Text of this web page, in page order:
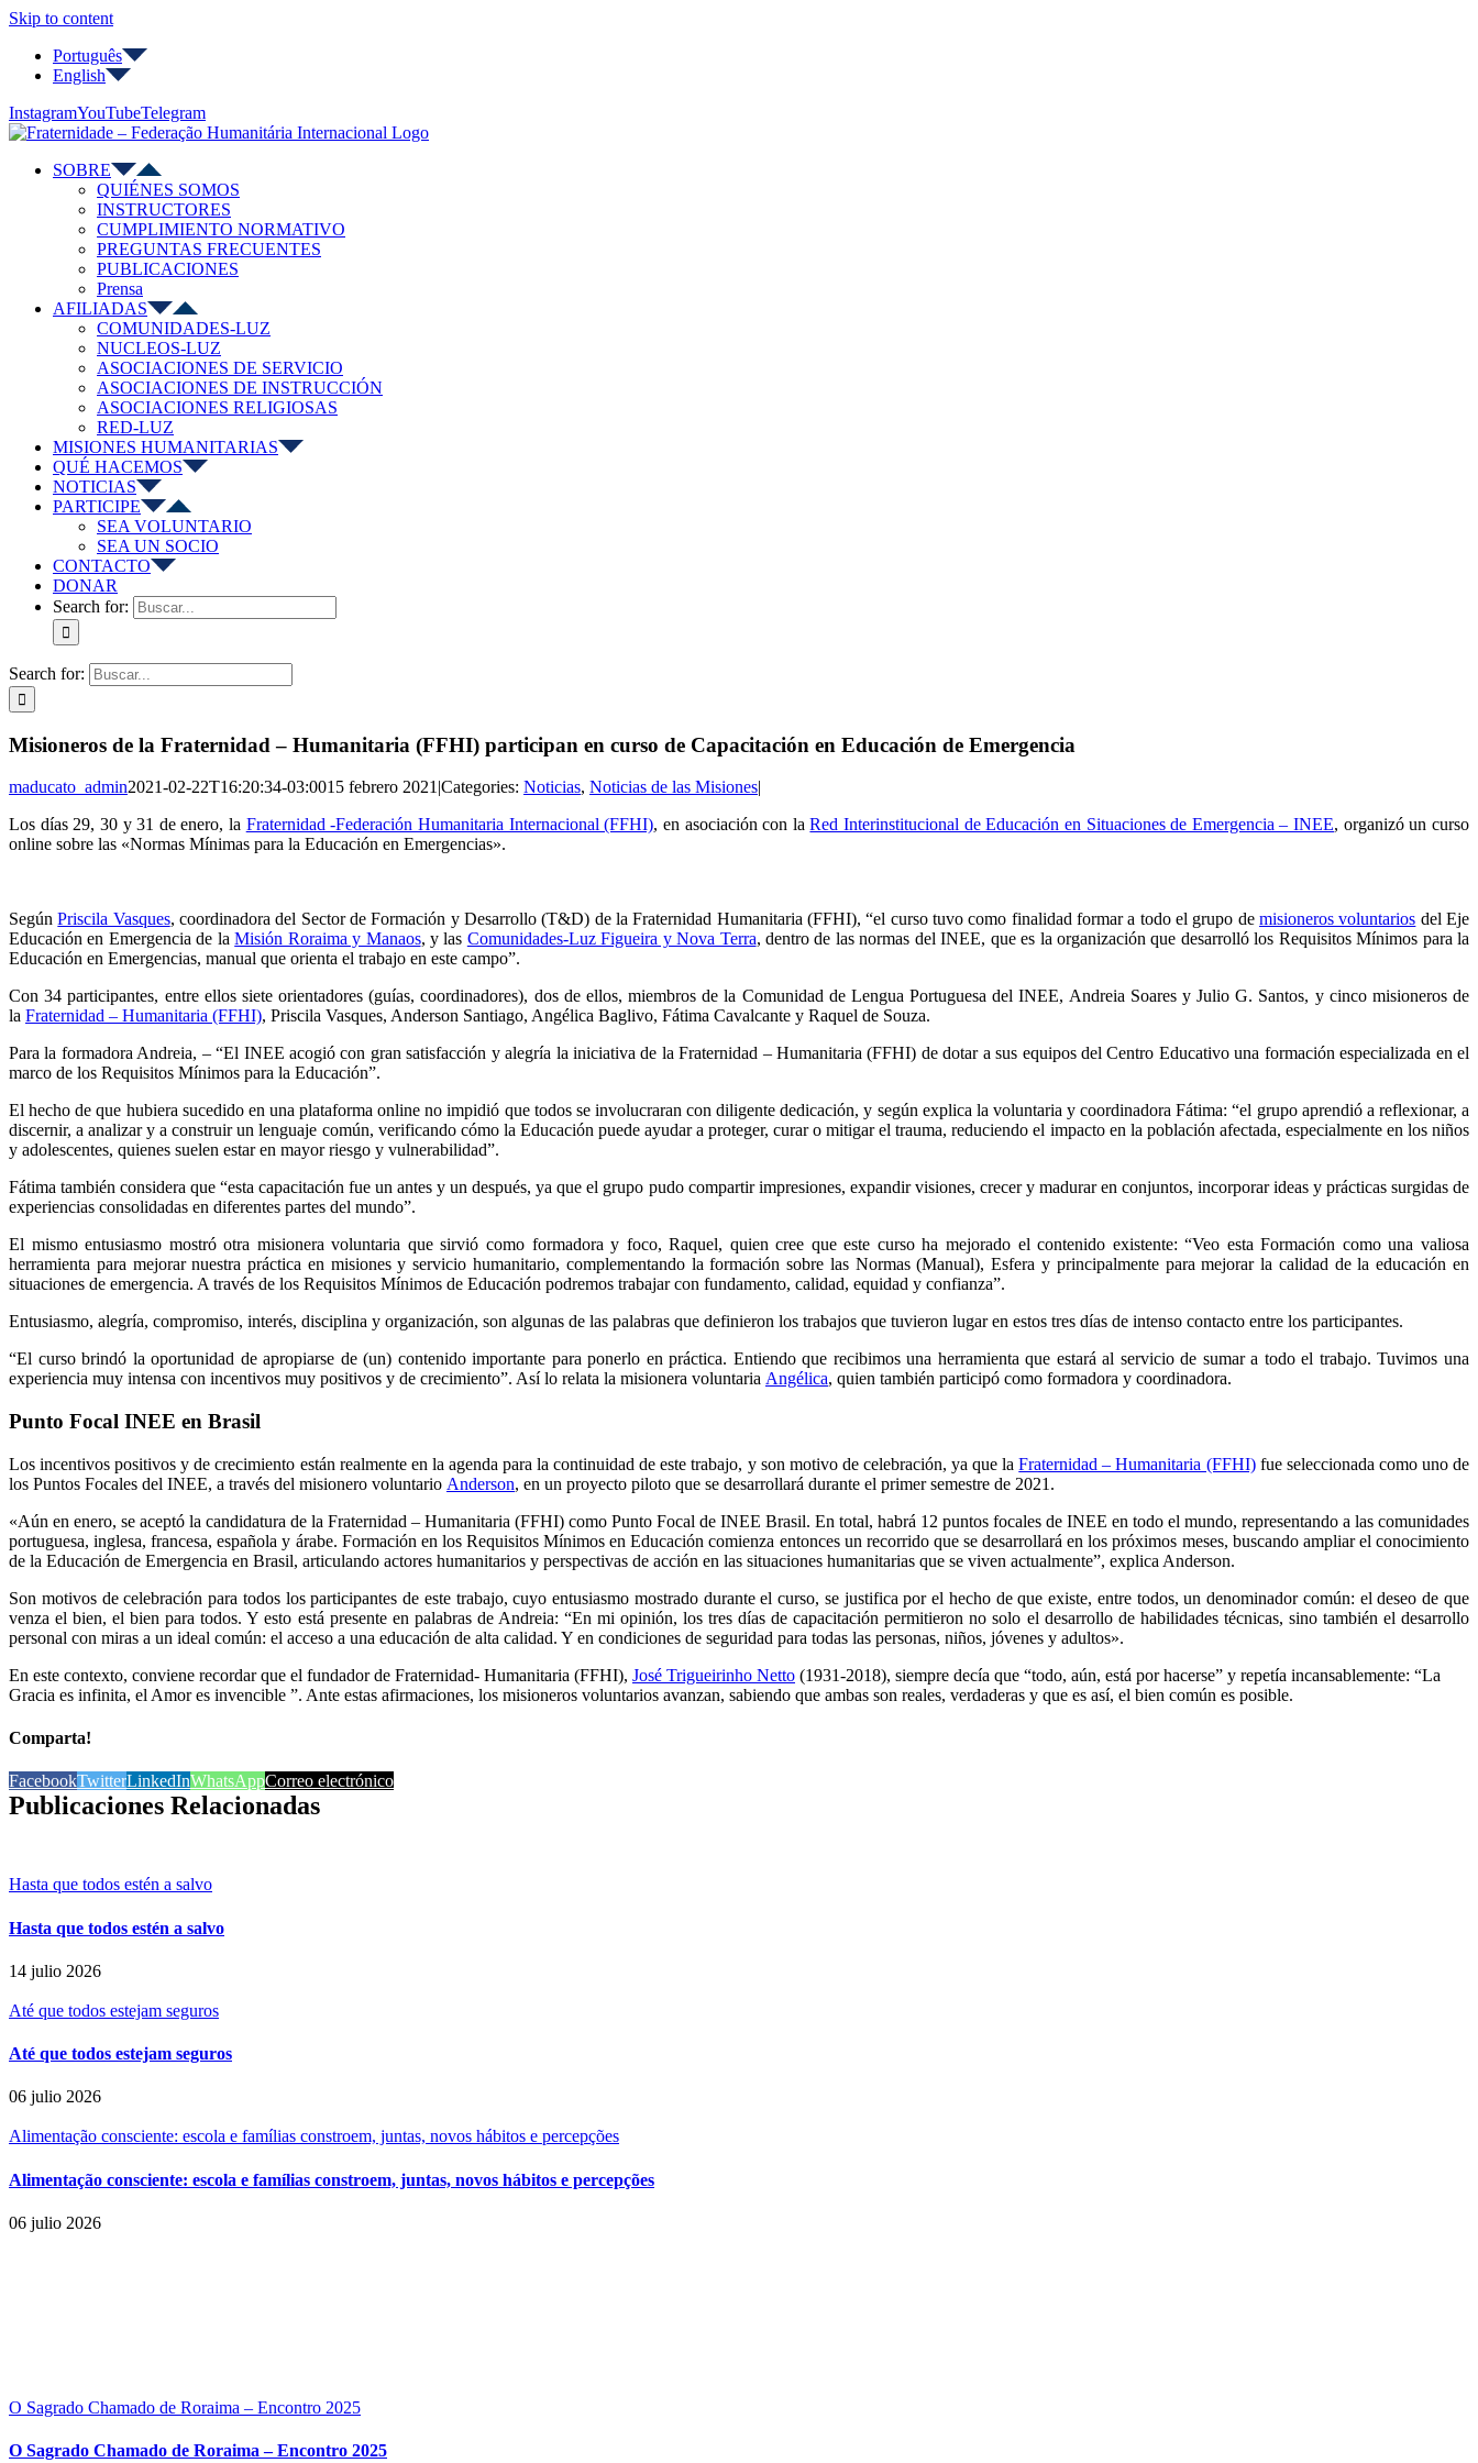
Skip to content
Português
English
InstagramYouTubeTelegram
SOBRE
QUIÉNES SOMOS
INSTRUCTORES
CUMPLIMIENTO NORMATIVO
PREGUNTAS FRECUENTES
PUBLICACIONES
Prensa
AFILIADAS
COMUNIDADES-LUZ
NUCLEOS-LUZ
ASOCIACIONES DE SERVICIO
ASOCIACIONES DE INSTRUCCIÓN
ASOCIACIONES RELIGIOSAS
RED-LUZ
MISIONES HUMANITARIAS
QUÉ HACEMOS
NOTICIAS
PARTICIPE
SEA VOLUNTARIO
SEA UN SOCIO
CONTACTO
DONAR
Search for:
Search for:
Misioneros de la Fraternidad – Humanitaria (FFHI) participan en curso de Capacitación en Educación de Emergencia
maducato_admin2021-02-22T16:20:34-03:0015 febrero 2021|Categories: Noticias, Noticias de las Misiones|
Los días 29, 30 y 31 de enero, la Fraternidad -Federación Humanitaria Internacional (FFHI), en asociación con laRed Interinstitucional de Educación en Situaciones de Emergencia – INEE, organizó un curso
online sobre las «Normas Mínimas para la Educación en Emergencias».
SegúnPriscila Vasques, coordinadora del Sector de Formación y Desarrollo (T&D) de la Fraternidad Humanitaria (FFHI), “el curso tuvo como finalidad formar a todo el grupo demisioneros voluntarios del Eje
Educación en Emergencia de laMisión Roraima y Manaos, y las Comunidades-Luz Figueira y Nova Terra, dentro de las normas del INEE, que es la organización que desarrolló los Requisitos Mínimos para la
Educación en Emergencias, manual que orienta el trabajo en este campo”.
Con 34 participantes, entre ellos siete orientadores (guías, coordinadores), dos de ellos, miembros de la Comunidad de Lengua Portuguesa del INEE, Andreia Soares y Julio G. Santos, y cinco misioneros de
la Fraternidad – Humanitaria (FFHI), Priscila Vasques, Anderson Santiago, Angélica Baglivo, Fátima Cavalcante y Raquel de Souza.
Para la formadora Andreia, – “El INEE acogió con gran satisfacción y alegría la iniciativa de la Fraternidad – Humanitaria (FFHI) de dotar a sus equipos del Centro Educativo una formación especializada en el
marco de los Requisitos Mínimos para la Educación”.
El hecho de que hubiera sucedido en una plataforma online no impidió que todos se involucraran con diligente dedicación, y según explica la voluntaria y coordinadora Fátima: “el grupo aprendió a reflexionar, a
discernir, a analizar y a construir un lenguaje común, verificando cómo la Educación puede ayudar a proteger, curar o mitigar el trauma, reduciendo el impacto en la población afectada, especialmente en los niños
y adolescentes, quienes suelen estar en mayor riesgo y vulnerabilidad”.
Fátima también considera que “esta capacitación fue un antes y un después, ya que el grupo pudo compartir impresiones, expandir visiones, crecer y madurar en conjuntos, incorporar ideas y prácticas surgidas de
experiencias consolidadas en diferentes partes del mundo”.
El mismo entusiasmo mostró otra misionera voluntaria que sirvió como formadora y foco, Raquel, quien cree que este curso ha mejorado el contenido existente: “Veo esta Formación como una valiosa
herramienta para mejorar nuestra práctica en misiones y servicio humanitario, complementando la formación sobre las Normas (Manual), Esfera y principalmente para mejorar la calidad de la educación en
situaciones de emergencia. A través de los Requisitos Mínimos de Educación podremos trabajar con fundamento, calidad, equidad y confianza”.
Entusiasmo, alegría, compromiso, interés, disciplina y organización, son algunas de las palabras que definieron los trabajos que tuvieron lugar en estos tres días de intenso contacto entre los participantes.
“El curso brindó la oportunidad de apropiarse de (un) contenido importante para ponerlo en práctica. Entiendo que recibimos una herramienta que estará al servicio de sumar a todo el trabajo. Tuvimos una
experiencia muy intensa con incentivos muy positivos y de crecimiento”. Así lo relata la misionera voluntaria Angélica, quien también participó como formadora y coordinadora.
Punto Focal INEE en Brasil
Los incentivos positivos y de crecimiento están realmente en la agenda para la continuidad de este trabajo, y son motivo de celebración, ya que laFraternidad – Humanitaria (FFHI)fue seleccionada como uno de
los Puntos Focales del INEE, a través del misionero voluntario Anderson, en un proyecto piloto que se desarrollará durante el primer semestre de 2021.
«Aún en enero, se aceptó la candidatura de la Fraternidad – Humanitaria (FFHI) como Punto Focal de INEE Brasil. En total, habrá 12 puntos focales de INEE en todo el mundo, representando a las comunidades
portuguesa, inglesa, francesa, española y árabe. Formación en los Requisitos Mínimos en Educación comienza entonces un recorrido que se desarrollará en los próximos meses, buscando ampliar el conocimiento
de la Educación de Emergencia en Brasil, articulando actores humanitarios y perspectivas de acción en las situaciones humanitarias que se viven actualmente”, explica Anderson.
Son motivos de celebración para todos los participantes de este trabajo, cuyo entusiasmo mostrado durante el curso, se justifica por el hecho de que existe, entre todos, un denominador común: el deseo de que
venza el bien, el bien para todos. Y esto está presente en palabras de Andreia: “En mi opinión, los tres días de capacitación permitieron no solo el desarrollo de habilidades técnicas, sino también el desarrollo
personal con miras a un ideal común: el acceso a una educación de alta calidad. Y en condiciones de seguridad para todas las personas, niños, jóvenes y adultos».
En este contexto, conviene recordar que el fundador de Fraternidad- Humanitaria (FFHI), José Trigueirinho Netto (1931-2018), siempre decía que “todo, aún, está por hacerse” y repetía incansablemente: “La
Gracia es infinita, el Amor es invencible ”. Ante estas afirmaciones, los misioneros voluntarios avanzan, sabiendo que ambas son reales, verdaderas y que es así, el bien común es posible.
Comparta!
FacebookTwitterLinkedInWhatsAppCorreo electrónico
Publicaciones Relacionadas
Hasta que todos estén a salvo
Hasta que todos estén a salvo
14 julio 2026
Até que todos estejam seguros
Até que todos estejam seguros
06 julio 2026
Alimentação consciente: escola e famílias constroem, juntas, novos hábitos e percepções
Alimentação consciente: escola e famílias constroem, juntas, novos hábitos e percepções
06 julio 2026
O Sagrado Chamado de Roraima – Encontro 2025
O Sagrado Chamado de Roraima – Encontro 2025